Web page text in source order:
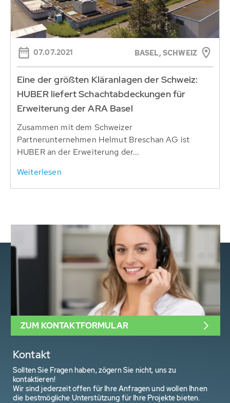
07.07.2021 BASEL, SCHWEIZ
Eine der größten Kläranlagen der Schweiz:
HUBER liefert Schachtabdeckungen für
Erweiterung der ARA Basel
Zusammen mit dem Schweizer
Partnerunternehmen Helmut Breschan AG ist
HUBER an der Erweiterung der...
Weiterlesen
Kontakt
Sollten Sie Fragen haben, zögern Sie nicht, uns zu
kontaktieren!
Wir sind jederzeit offen für Ihre Anfragen und wollen Ihnen
die bestmögliche Unterstützung für Ihre Projekte bieten.
ZUM KONTAKTFORMULAR